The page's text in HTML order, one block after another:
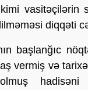
vasitəçilərin
diqqəti
başlanğıc
vermiş və
hadisəni